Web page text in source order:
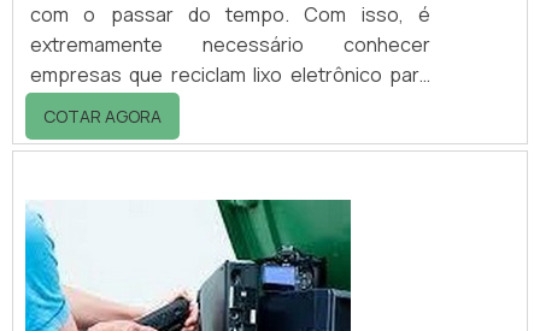
com o passar do tempo. Com isso, é
extremamente necessário conhecer
empresas que reciclam lixo eletrônico para
que aconteça o descarte correto destes
materiais.O principal objetivo dessas
descarte correto dos resíduos com
qualidade e de acordo com todas as
legislações, as atividades da empresa são
voltadas para garantir um processo
completo, desde a reutil...
COTAR AGORA